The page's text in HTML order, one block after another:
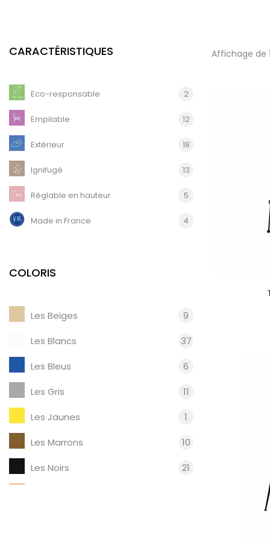
CARACTÉRISTIQUES
Eco-responsable 2
Empilable 12
Extérieur 18
Ignifugé 13
Réglable en hauteur 5
Made in France 4
COLORIS
Les Beiges
9
Les Blancs
37
Les Bleus
6
Les Gris
11
Les Jaunes
1
Les Marrons
10
Les Noirs
21
Affichage de